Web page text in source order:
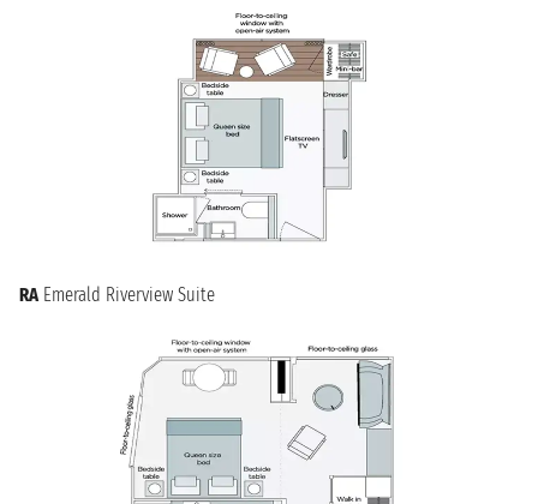
RA Emerald Riverview Suite